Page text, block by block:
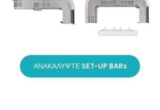
ΑΝΑΚΑΛΥΨΤΕ SET-UP BARs